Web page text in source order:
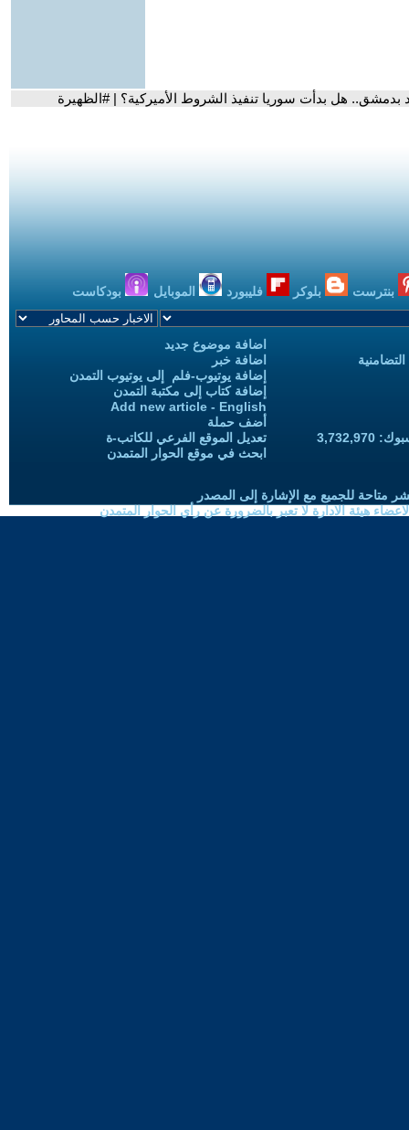
هل بدأت سوريا تنفيذ الشروط الأميركية؟ | #الظهيرة
بنترست بلوكر فليبورد الموبايل بودكاست
اضافة موضوع جديد
اضافة خبر
إضافة يوتيوب-فلم إلى يوتيوب التمدن
إضافة كتاب إلى مكتبة التمدن
Add new article - English
أضف حملة
تعديل الموقع الفرعي للكاتب-ة
ابحث في موقع الحوار المتمدن
متاحة للجميع مع الإشارة إلى المصدر
هيئة الادارة لا تعبر بالضرورة عن رأي الحوار المتمدن